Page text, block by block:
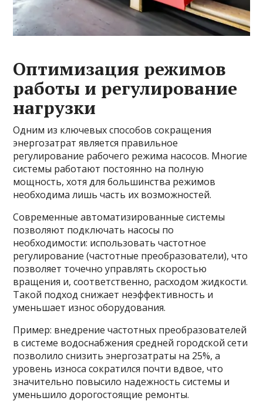
Оптимизация режимов
работы и регулирование
нагрузки
Одним из ключевых способов сокращения
энергозатрат является правильное
регулирование рабочего режима насосов. Многие
системы работают постоянно на полную
мощность, хотя для большинства режимов
необходима лишь часть их возможностей.
Современные автоматизированные системы
позволяют подключать насосы по
необходимости: использовать частотное
регулирование (частотные преобразователи), что
позволяет точечно управлять скоростью
вращения и, соответственно, расходом жидкости.
Такой подход снижает неэффективность и
уменьшает износ оборудования.
Пример: внедрение частотных преобразователей
в системе водоснабжения средней городской сети
позволило снизить энергозатраты на 25%, а
уровень износа сократился почти вдвое, что
значительно повысило надежность системы и
уменьшило дорогостоящие ремонты.